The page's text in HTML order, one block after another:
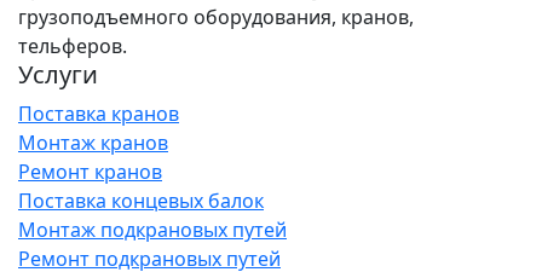
грузоподъемного оборудования, кранов,
тельферов.
Услуги
Поставка кранов
Монтаж кранов
Ремонт кранов
Поставка концевых балок
Монтаж подкрановых путей
Ремонт подкрановых путей